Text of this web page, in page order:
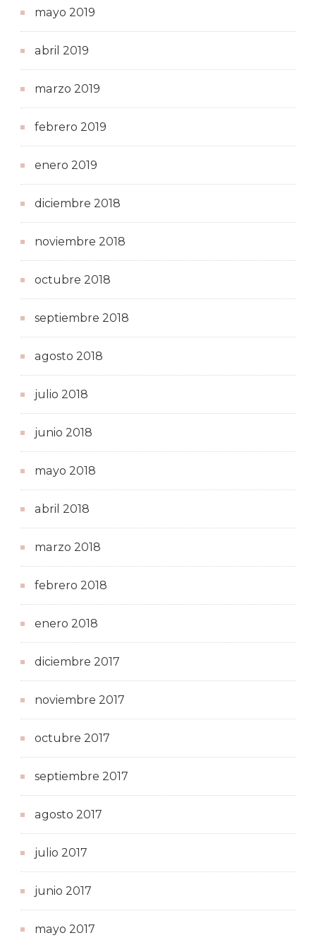
mayo 2019
abril 2019
marzo 2019
febrero 2019
enero 2019
diciembre 2018
noviembre 2018
octubre 2018
septiembre 2018
agosto 2018
julio 2018
junio 2018
mayo 2018
abril 2018
marzo 2018
febrero 2018
enero 2018
diciembre 2017
noviembre 2017
octubre 2017
septiembre 2017
agosto 2017
julio 2017
junio 2017
mayo 2017